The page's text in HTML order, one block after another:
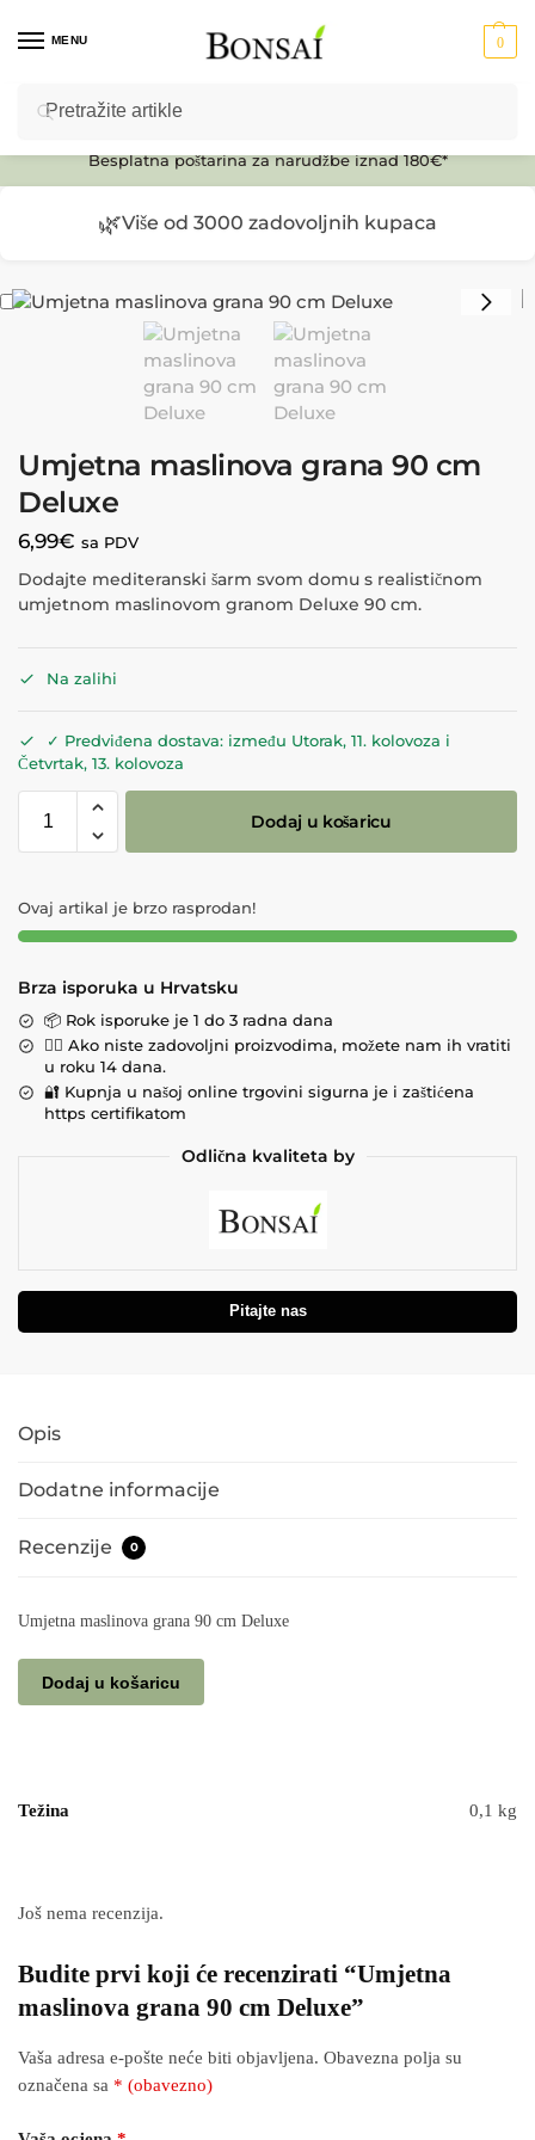
MENU 0
Ulaz u E-SHOP
Besplatna poštarina za narudžbe iznad 180€*
🌿Više od 3000 zadovoljnih kupaca
Umjetna maslinova grana 90 cm
Deluxe
6,99€ sa PDV
Dodajte mediteranski šarm svom domu s realističnom
umjetnom maslinovom granom Deluxe 90 cm.
Na zalihi
✓ Predviđena dostava: između Utorak, 11. kolovoza i
Četvrtak, 13. kolovoza
Dodaj u košaricu
Ovaj artikal je brzo rasprodan!
Brza isporuka u Hrvatsku
📦 Rok isporuke je 1 do 3 radna dana
💁‍♀️ Ako niste zadovoljni proizvodima, možete nam ih vratiti
u roku 14 dana.
🔐 Kupnja u našoj online trgovini sigurna je i zaštićena
https certifikatom
Odlična kvaliteta by
Pitajte nas
Opis
Dodatne informacije
Recenzije 0
Umjetna maslinova grana 90 cm Deluxe
Dodaj u košaricu
Težina 0,1 kg
Još nema recenzija.
Budite prvi koji će recenzirati “Umjetna
maslinova grana 90 cm Deluxe”
Vaša adresa e-pošte neće biti objavljena. Obavezna polja su
označena sa * (obavezno)